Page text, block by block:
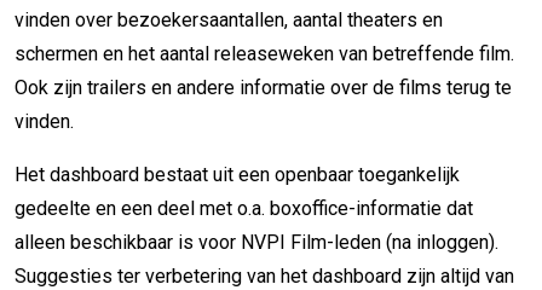
vinden over bezoekersaantallen, aantal theaters en
schermen en het aantal releaseweken van betreffende film.
Ook zijn trailers en andere informatie over de films terug te
vinden.
Het dashboard bestaat uit een openbaar toegankelijk
gedeelte en een deel met o.a. boxoffice-informatie dat
alleen beschikbaar is voor NVPI Film-leden (na inloggen).
Suggesties ter verbetering van het dashboard zijn altijd van